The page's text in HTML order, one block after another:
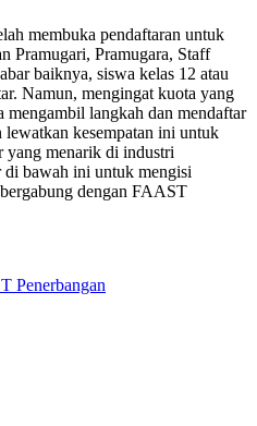
membuka pendaftaran untuk
Pramugari, Pramugara, Staff
baiknya, siswa kelas 12 atau
Namun, mengingat kuota yang
mengambil langkah dan mendaftar
lewatkan kesempatan ini untuk
yang menarik di industri
bawah ini untuk mengisi
dengan FAAST
Penerbangan